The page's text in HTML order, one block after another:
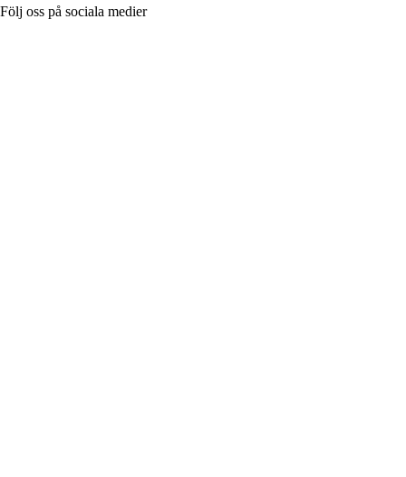
Följ oss på sociala medier